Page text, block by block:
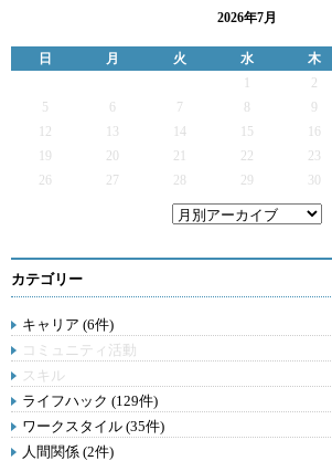
2026年7月
日 月 火 水 木
2
5
6 7 9
12
13 14 15 16
19
20 21 22 23
26
27 28 29 30
カテゴリー
キャリア (6件)
コミュニティ活動
スキル
ライフハック (129件)
ワークスタイル (35件)
人間関係 (2件)